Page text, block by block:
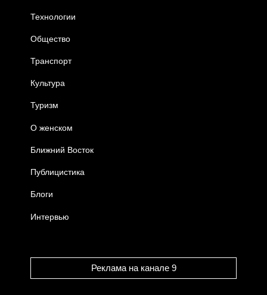
Технологии
Общество
Транспорт
Культура
Туризм
О женском
Ближний Восток
Публицистика
Блоги
Интервью
Реклама на канале 9